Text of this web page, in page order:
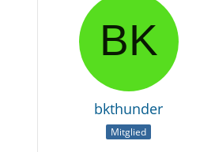
bkthunder
Mitglied